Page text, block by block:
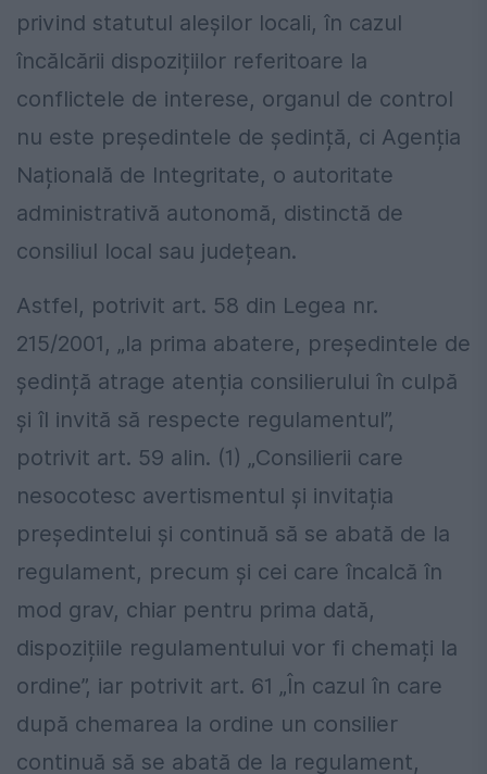
privind statutul aleșilor locali, în cazul
încălcării dispozițiilor referitoare la
conflictele de interese, organul de control
nu este președintele de ședință, ci Agenția
Națională de Integritate, o autoritate
administrativă autonomă, distinctă de
consiliul local sau județean.
Astfel, potrivit art. 58 din Legea nr.
215/2001, „la prima abatere, președintele de
ședință atrage atenția consilierului în culpă
și îl invită să respecte regulamentul”,
potrivit art. 59 alin. (1) „Consilierii care
nesocotesc avertismentul și invitația
președintelui și continuă să se abată de la
regulament, precum și cei care încalcă în
mod grav, chiar pentru prima dată,
dispozițiile regulamentului vor fi chemați la
ordine”, iar potrivit art. 61 „În cazul în care
după chemarea la ordine un consilier
continuă să se abată de la regulament,